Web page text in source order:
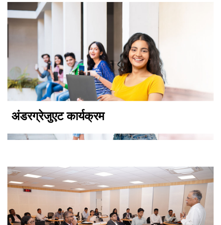
अंडरग्रेजुएट कार्यक्रम